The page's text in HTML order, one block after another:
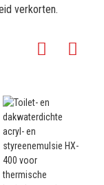
verkorten.